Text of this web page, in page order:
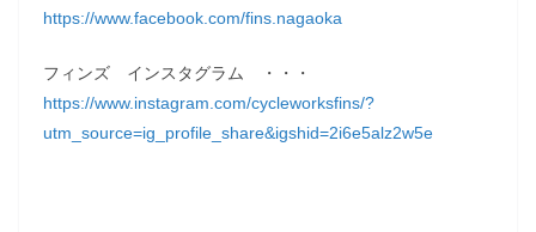
https://www.facebook.com/fins.nagaoka
フィンズ インスタグラム ・・・
https://www.instagram.com/cycleworksfins/?
utm_source=ig_profile_share&igshid=2i6e5alz2w5e